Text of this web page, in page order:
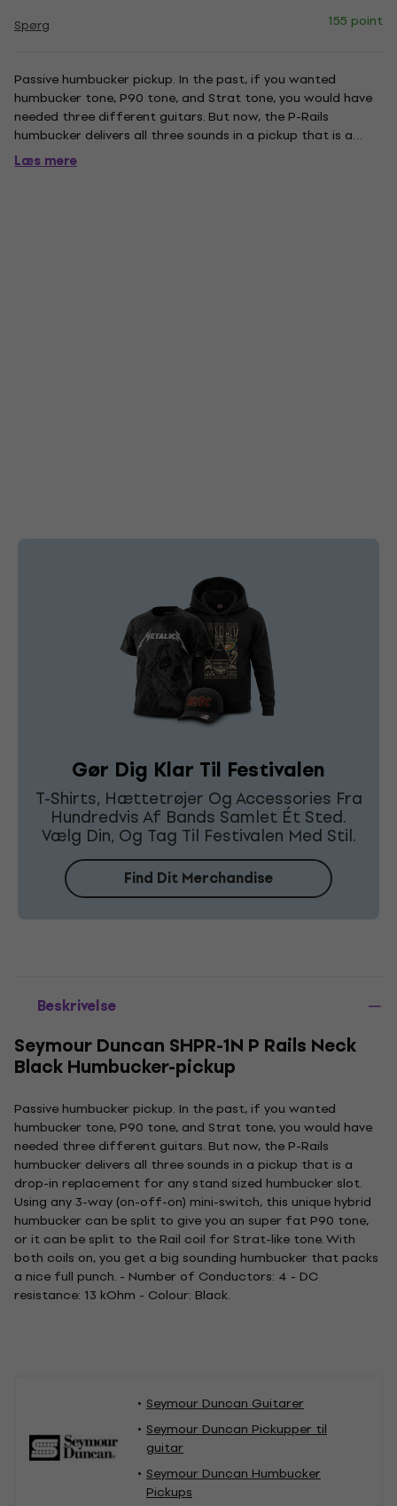
Spørg 155 point
Passive humbucker pickup. In the past, if you wanted
humbucker tone, P90 tone, and Strat tone, you would have
needed three different guitars. But now, the P-Rails
humbucker delivers all three sounds in a pickup that is a
drop-in replacement for any stand sized humbucker slot.
Using any 3-way (on-off-on) mini-switch, this unique hybrid
Læs mere
Gør Dig Klar Til Festivalen
T-Shirts, Hættetrøjer Og Accessories Fra
Hundredvis Af Bands Samlet Ét Sted.
Vælg Din, Og Tag Til Festivalen Med Stil.
Find Dit Merchandise
Beskrivelse
Seymour Duncan SHPR-1N P Rails Neck
Black Humbucker-pickup
Passive humbucker pickup. In the past, if you wanted
humbucker tone, P90 tone, and Strat tone, you would have
needed three different guitars. But now, the P-Rails
humbucker delivers all three sounds in a pickup that is a
drop-in replacement for any stand sized humbucker slot.
Using any 3-way (on-off-on) mini-switch, this unique hybrid
humbucker can be split to give you an super fat P90 tone,
or it can be split to the Rail coil for Strat-like tone. With
both coils on, you get a big sounding humbucker that packs
a nice full punch. - Number of Conductors: 4 - DC
resistance: 13 kOhm - Colour: Black.
Seymour Duncan Guitarer
Seymour Duncan Pickupper til
guitar
Seymour Duncan Humbucker
Pickups